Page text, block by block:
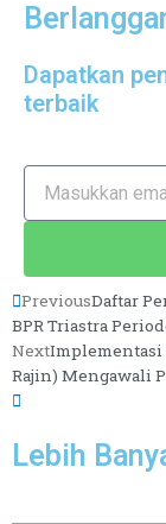
Dapatkan
terbaik
Email
Prev
PreviousDaftar
BPR Triastra
NextImplementasi
Rajin) Mengawali
Next
Lebih